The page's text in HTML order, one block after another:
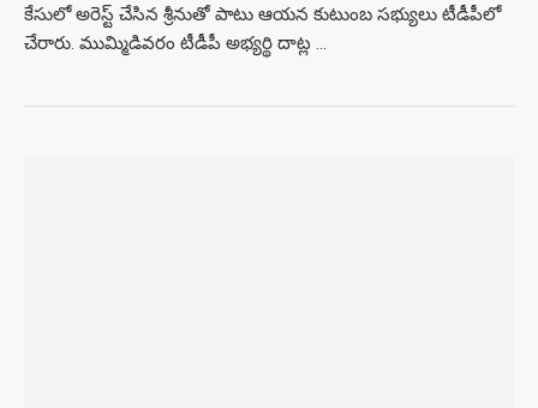
కేసులో అరెస్ట్ చేసిన శ్రీనుతో పాటు ఆయన కుటుంబ సభ్యులు టీడీపీలో
చేరారు. ముమ్మిడివరం టీడీపీ అభ్యర్థి దాట్ల …